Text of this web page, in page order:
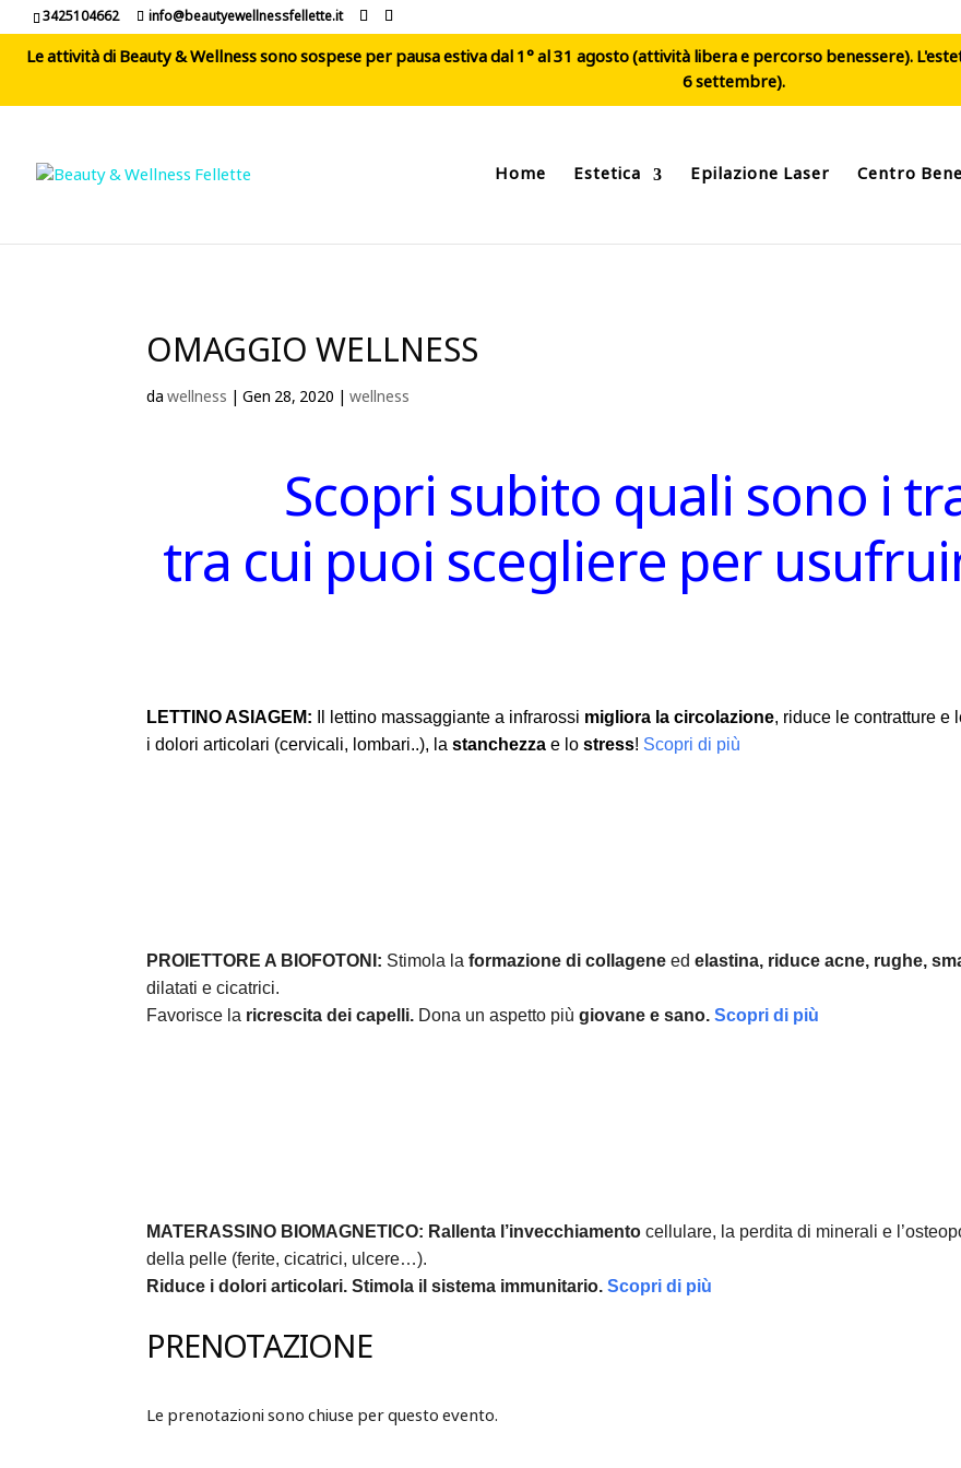
3425104662 info@beautyewellnessfellette.it
Le attività di Beauty & Wellness sono sospese per pausa estiva dal 1° al 31 agosto (attività libera e percorso benessere).
6 settembre).
Home Estetica Epilazione Laser Centro
OMAGGIO WELLNESS
dawellness |Gen 28, 2020 |wellness
Scopri subito quali sono i
tra cui puoi scegliere per
LETTINO ASIAGEM: Il lettino massaggiante a infrarossi migliora la circolazione, riduce le contratture e
i dolori articolari (cervicali, lombari..), lastanchezza e lostress! Scopri di più
PROIETTORE A BIOFOTONI: Stimola la formazione di collageneed elastina, riduce acne, rughe,
dilatati e cicatrici.
Favorisce la ricrescita dei capelli. Dona un aspetto piùgiovane e sano.Scopri di più
MATERASSINO BIOMAGNETICO: Rallenta l’invecchiamento cellulare, la perdita di minerali e
della pelle (ferite, cicatrici, ulcere…).
Riduce i dolori articolari.Stimola il sistema immunitario.Scopri di più
PRENOTAZIONE
Le prenotazioni sono chiuse per questo evento.